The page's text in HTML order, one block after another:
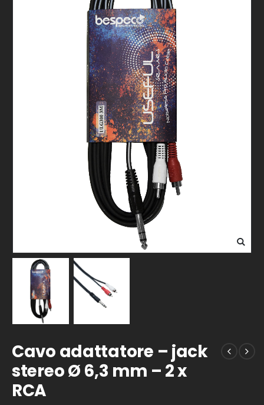
Cavo adattatore – jack
stereo Ø 6,3 mm – 2 x
RCA